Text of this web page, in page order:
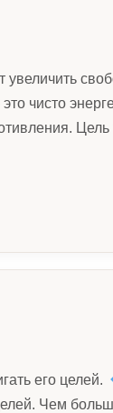
увеличить
чисто
его целей.
Чем